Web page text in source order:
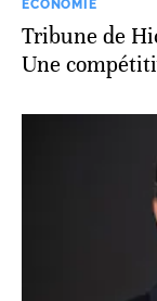
ECONOMIE
Tribune de
Une